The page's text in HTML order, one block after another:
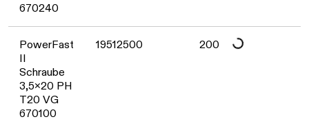
670240
PowerFast
II
Schraube
3,5x20 PH
T20 VG
670100
19512500 200